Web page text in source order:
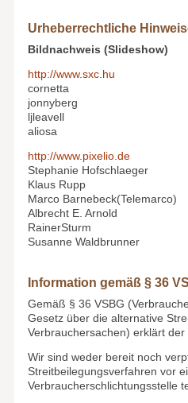
Urheberrechtliche
Bildnachweis (Slideshow)
http://www.sxc.hu
cornetta
jonnyberg
ljleavell
aliosa
http://www.pixelio.de
Stephanie Hofschlaeger
Klaus Rupp
Marco Barnebeck(Telemarco)
Albrecht E. Arnold
RainerSturm
Susanne Waldbrunner
Information gemäß § 36
Gemäß § 36 VSBG
Gesetz über die alternative
Verbrauchersachen) erklärt
Wir sind weder bereit noch
Streitbeilegungsverfahren vor
Verbraucherschlichtungsstelle